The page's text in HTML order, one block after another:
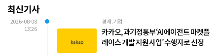
최신기사
2026-08-08
13:26
경제.기업
카카오, 과기정통부 ‘AI 에이전트 마켓플
레이스 개발 지원 사업’ 수행자로 선정